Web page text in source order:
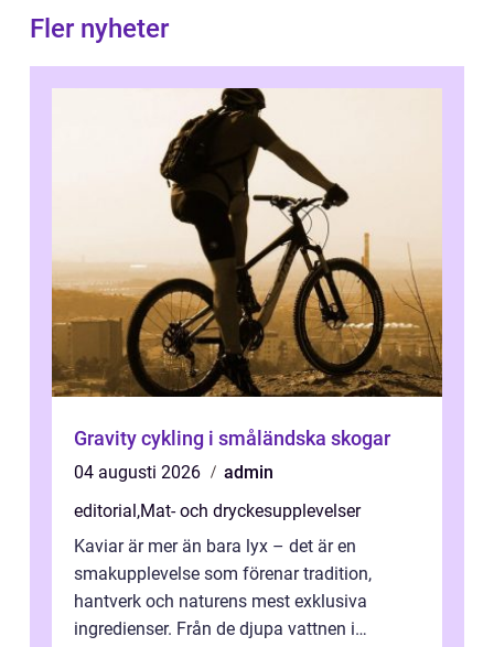
Fler nyheter
Gravity cykling i småländska skogar
04 augusti 2026
admin
editorial ,Mat- och dryckesupplevelser
Kaviar är mer än bara lyx – det är en
smakupplevelse som förenar tradition,
hantverk och naturens mest exklusiva
ingredienser. Från de djupa vattnen i